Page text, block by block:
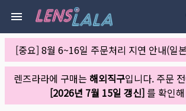
[중요] 8월 6~16일 주문처리 지연 안내(일
렌즈라라에 구매는 해외직구입니다. 주문
[2026년 7월 15일 갱신]를 확인